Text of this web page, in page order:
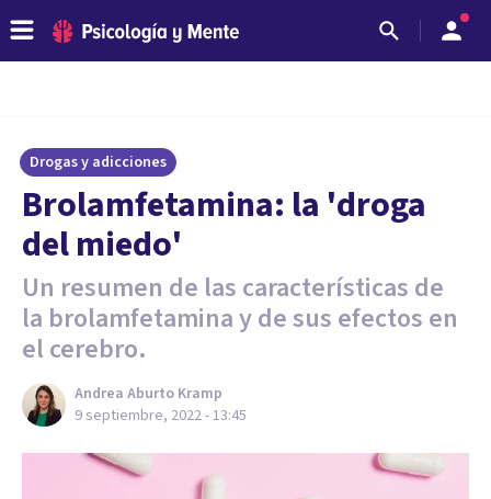
Drogas y adicciones
Brolamfetamina: la 'droga
del miedo'
Un resumen de las características de
la brolamfetamina y de sus efectos en
el cerebro.
Andrea Aburto Kramp
9 septiembre, 2022 - 13:45